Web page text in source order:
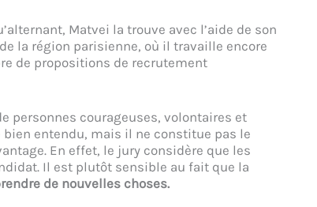
Matvei la trouve avec l’aide de son
la région parisienne, où il travaille encore
de propositions de recrutement
personnes courageuses, volontaires et
entendu, mais il ne constitue pas le
En effet, le jury considère que les
Il est plutôt sensible au fait que la
de nouvelles choses.